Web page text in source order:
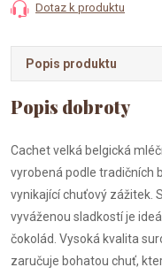
Dotaz k produktu
Popis produktu
Cachet velká belgická
vyrobená podle tradičních
vynikající chuťový zážitek.
vyváženou sladkostí je
čokolád. Vysoká kvalita
zaručuje bohatou chuť,